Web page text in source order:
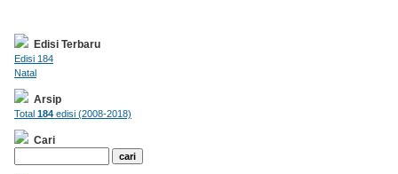
Edisi Terbaru
Edisi 184
Natal
Arsip
Total 184edisi (2008-2018)
Cari